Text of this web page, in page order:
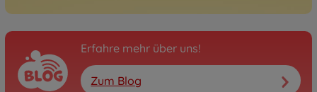
Archiv
1:10 RC Mer.Benz SLS GT3
"AMG" TT-02
Erfahre mehr über uns!
Zum Blog